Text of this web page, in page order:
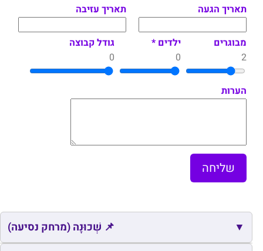
תאריך הגעה תאריך עזיבה
מבוגרים
2
ילדים *
0
גודל קבוצה
0
הערות
▼
📌 שְׁכוּנָה (מרחק נסיעה)